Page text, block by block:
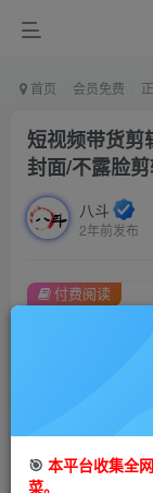
首页 会员免费
短视频带货剪
封面/不露脸
八斗
2年前发布
此内容为付费阅
会员免费
付费阅读
🎯 本平台收集全
菜。